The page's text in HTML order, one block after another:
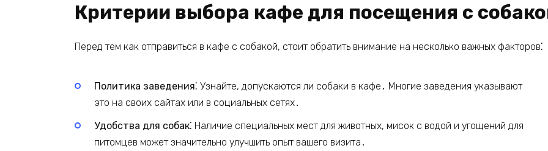
Критерии выбора кафе для посещения с
Перед тем как отправиться в кафе с собакой, стоит обратить внимание на несколько важных факторов⁚
Политика заведения⁚ Узнайте, допускаются ли собаки в кафе․ Многие заведения указывают
это на своих сайтах или в социальных сетях․
Удобства для собак⁚ Наличие специальных мест для животных, мисок с водой и угощений для
питомцев может значительно улучшить опыт вашего визита․